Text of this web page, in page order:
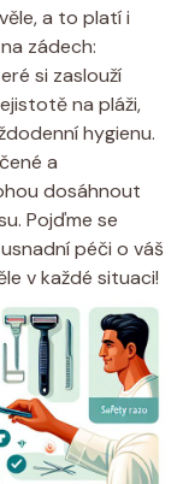
a to platí i
zádech:
si zaslouží
na pláži,
hygienu.
a
dosáhnout
Pojďme se
péči o váš
v každé situaci!